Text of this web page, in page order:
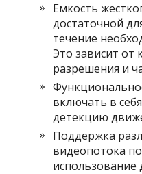
Емкость
достаточной
течение
Это зависит от
разрешения и
включать в
детекцию
Поддержка
видеопотока
использование